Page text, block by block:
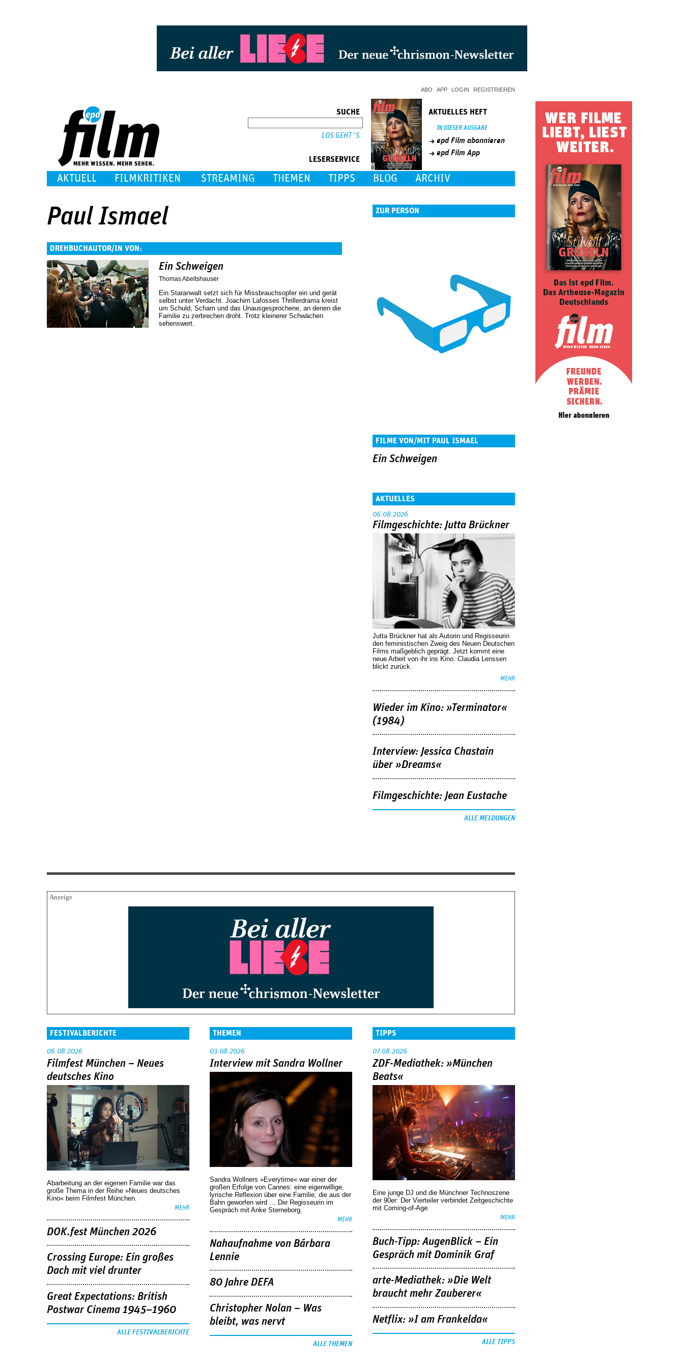
ABO APP LOGIN REGISTRIEREN
SUCHE
LESERSERVICE
AKTUELLES HEFT
IN DIESER AUSGABE
epd Film abonnieren
epd Film App
AKTUELL FILMKRITIKEN STREAMING THEMEN TIPPS BLOG ARCHIV
Paul Ismael
DREHBUCHAUTOR/IN VON:
Ein Schweigen
Thomas Abeltshauser
Ein Staranwalt setzt sich für Missbrauchsopfer ein und gerät
selbst unter Verdacht. Joachim Lafosses Thrillerdrama kreist
um Schuld, Scham und das Unausgesprochene, an denen die
Familie zu zerbrechen droht. Trotz kleinerer Schwächen
sehenswert.
ZUR PERSON
FILME VON/MIT PAUL ISMAEL
Ein Schweigen
AKTUELLES
06.08.2026
Filmgeschichte: Jutta Brückner
Jutta Brückner hat als Autorin und Regisseurin
den feministischen Zweig des Neuen Deutschen
Films maßgeblich geprägt. Jetzt kommt eine
neue Arbeit von ihr ins Kino. Claudia Lenssen
blickt zurück.
MEHR
Wieder im Kino: »Terminator«
(1984)
Interview: Jessica Chastain
über »Dreams«
Filmgeschichte: Jean Eustache
ALLE MELDUNGEN
FESTIVALBERICHTE
06.08.2026
Filmfest München – Neues
deutsches Kino
Abarbeitung an der eigenen Familie war das
große Thema in der Reihe »Neues deutsches
Kino« beim Filmfest München.
MEHR
DOK.fest München 2026
Crossing Europe: Ein großes
Dach mit viel drunter
Great Expectations: British
Postwar Cinema 1945–1960
ALLE FESTIVALBERICHTE
THEMEN
03.08.2026
Interview mit Sandra Wollner
Sandra Wollners »Everytime« war einer der
großen Erfolge von Cannes: eine eigenwillige,
lyrische Reflexion über eine ­Familie, die aus der
Bahn geworfen wird … Die Regisseurin im
Gespräch mit Anke Sterneborg.
MEHR
Nahaufnahme von Bárbara
Lennie
80 Jahre DEFA
Christopher Nolan – Was
bleibt, was nervt
ALLE THEMEN
TIPPS
07.08.2026
ZDF-Mediathek: »München
Beats«
Eine junge DJ und die Münchner Technoszene
der 90er: Der Vierteiler verbindet Zeitgeschichte
mit Coming-of-Age.
MEHR
Buch-Tipp: AugenBlick – Ein
Gespräch mit Dominik Graf
arte-Mediathek: »Die Welt
braucht mehr Zauberer«
Netflix: »I am Frankelda«
ALLE TIPPS